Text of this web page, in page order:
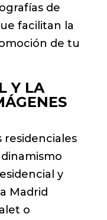
de
facilitan la
de tu
Y LA
residenciales
y
Madrid
o